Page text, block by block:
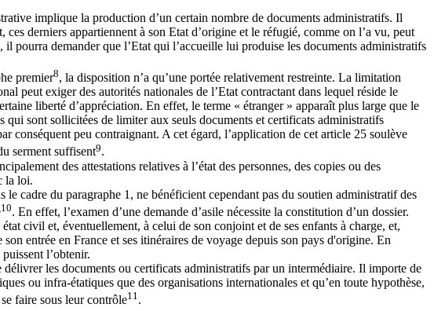
implique la production d’un certain nombre de documents administratifs. Il
derniers appartiennent à son Etat d’origine et le réfugié, comme on l’a vu, peut
pourra demander que l’Etat qui l’accueille lui produise les documents administratifs
premier8, la disposition n’a qu’une portée relativement restreinte. La limitation
peut exiger des autorités nationales de l’Etat contractant dans lequel réside le
liberté d’appréciation. En effet, le terme « étranger » apparaît plus large que le
qui sont sollicitées de limiter aux seuls documents et certificats administratifs
conséquent peu contraignant. A cet égard, l’application de cet article 25 soulève
serment suffisent9.
des attestations relatives à l’état des personnes, des copies ou des
la loi.
cadre du paragraphe 1, ne bénéficient cependant pas du soutien administratif des
10. En effet, l’examen d’une demande d’asile nécessite la constitution d’un dossier.
civil et, éventuellement, à celui de son conjoint et de ses enfants à charge, et,
entrée en France et ses itinéraires de voyage depuis son pays d'origine. En
l’obtenir.
les documents ou certificats administratifs par un intermédiaire. Il importe de
ou infra-étatiques que des organisations internationales et qu’en toute hypothèse,
faire sous leur contrôle11.